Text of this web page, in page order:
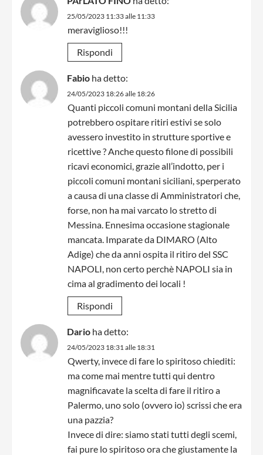
25/05/2023 11:33 alle 11:33
meraviglioso!!!
Rispondi
Fabio ha detto:
24/05/2023 18:26 alle 18:26
Quanti piccoli comuni montani della Sicilia
potrebbero ospitare ritiri estivi se solo
avessero investito in strutture sportive e
ricettive ? Anche questo filone di possibili
ricavi economici, grazie all’indotto, per i
piccoli comuni montani siciliani, sperperato
a causa di una classe di Amministratori che,
forse, non ha mai varcato lo stretto di
Messina. Ennesima occasione stagionale
mancata. Imparate da DIMARO (Alto
Adige) che da anni ospita il ritiro del SSC
NAPOLI, non certo perchè NAPOLI sia in
cima al gradimento dei locali !
Rispondi
Dario ha detto:
24/05/2023 18:31 alle 18:31
Qwerty, invece di fare lo spiritoso chiediti:
ma come mai mentre tutti qui dentro
magnificavate la scelta di fare il ritiro a
Palermo, uno solo (ovvero io) scrissi che era
una pazzia?
Invece di dire: siamo stati tutti degli scemi,
fai pure lo spiritoso ora che giustamente la